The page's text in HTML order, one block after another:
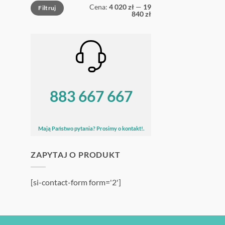
Cena
min
Cena
maxFiltruj Cena: 4 020 zł — 19
840 zł
883 667 667
Mają Państwo pytania? Prosimy o kontakt!.
ZAPYTAJ O PRODUKT
[si-contact-form form='2']